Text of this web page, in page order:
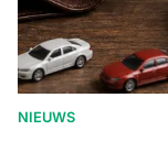
NIEUWS